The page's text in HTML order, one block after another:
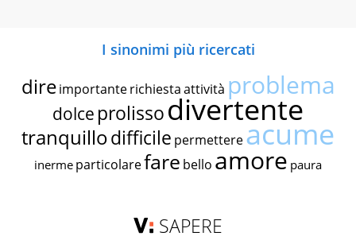
I sinonimi più ricercati
dire importante richiestaattività problema
dolce prolissodivertente
tranquillodifficile permettereacume
inerme particolarefare bello amore paura
SAPERE